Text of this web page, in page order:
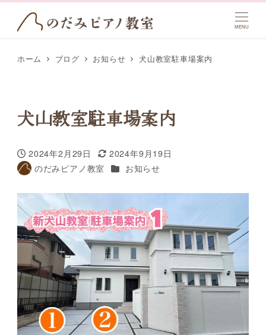
MENU
ホーム ブログ お知らせ 犬山教室駐車場案内
犬山教室駐車場案内
投稿日
2024年2月29日
更新日
2024年9月19日
著
のだみピアノ教室 カテゴリー
お知らせ